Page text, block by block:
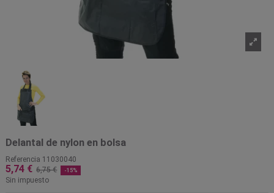
Delantal de nylon en bolsa
Referencia 11030040
5,74 € 6,75 € -15%
Sin impuesto